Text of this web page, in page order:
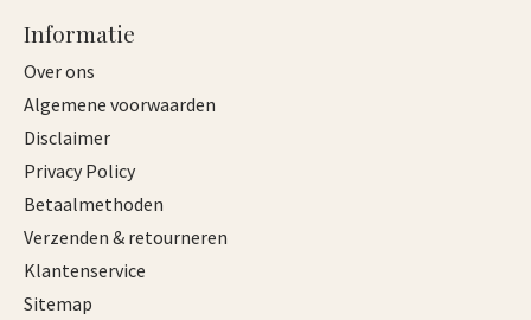
Informatie
Over ons
Algemene voorwaarden
Disclaimer
Privacy Policy
Betaalmethoden
Verzenden & retourneren
Klantenservice
Sitemap